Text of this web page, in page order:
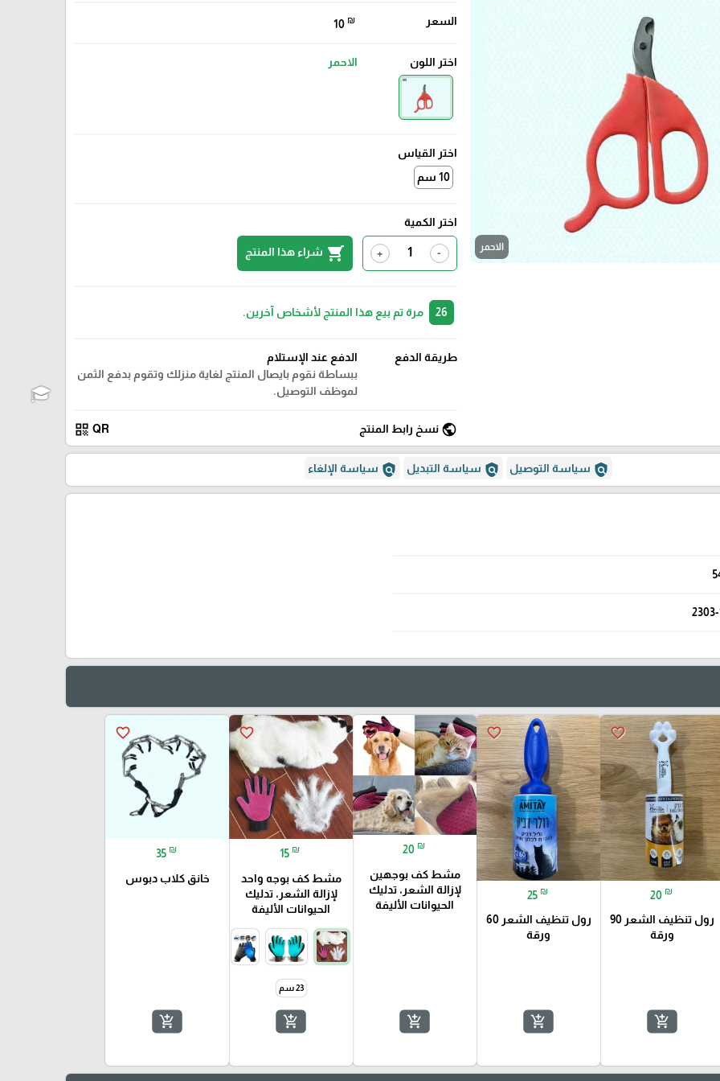
الاحمر
السعر 10 ₪
اختر اللون الاحمر
اختر القياس
10 سم
اختر الكمية
-
+
shopping_cart شراء هذا المنتج
مرة تم بيع هذا المنتج لأشخاص آخرين.
طريقة الدفع
الدفع عند الإستلام
ببساطة نقوم بايصال المنتج لغاية منزلك وتقوم بدفع الثمن
لموظف التوصيل.
public نسخ رابط المنتج QR
qr_code
policy سياسة التوصيل policy سياسة التبديل policy سياسة الإلغاء
2303-
favorite_border
20 ₪
رول تنظيف الشعر 90
ورقة
add_shopping_cart
favorite_border
25 ₪
رول تنظيف الشعر 60
ورقة
add_shopping_cart
favorite_border
20 ₪
مشط كف بوجهين
لإزالة الشعر، تدليك
الحيوانات الأليفة
add_shopping_cart
favorite_border
15 ₪
مشط كف بوجه واحد
لإزالة الشعر، تدليك
الحيوانات الأليفة
23 سم
add_shopping_cart
favorite_border
35 ₪
خانق كلاب دبوس
add_shopping_cart